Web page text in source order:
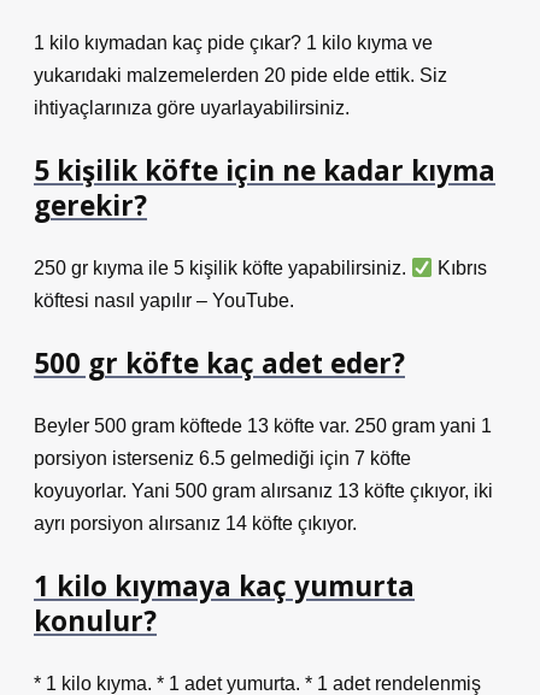
1 kilo kıymadan kaç pide çıkar? 1 kilo kıyma ve
yukarıdaki malzemelerden 20 pide elde ettik. Siz
ihtiyaçlarınıza göre uyarlayabilirsiniz.
5 kişilik köfte için ne kadar kıyma
gerekir?
250 gr kıyma ile 5 kişilik köfte yapabilirsiniz.
Kıbrıs
köftesi nasıl yapılır – YouTube.
500 gr köfte kaç adet eder?
Beyler 500 gram köftede 13 köfte var. 250 gram yani 1
porsiyon isterseniz 6.5 gelmediği için 7 köfte
koyuyorlar. Yani 500 gram alırsanız 13 köfte çıkıyor, iki
ayrı porsiyon alırsanız 14 köfte çıkıyor.
1 kilo kıymaya kaç yumurta
konulur?
* 1 kilo kıyma. * 1 adet yumurta. * 1 adet rendelenmiş